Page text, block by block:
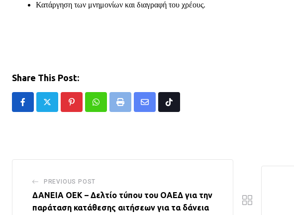
Κατάργηση των μνημονίων και διαγραφή του χρέους.
Share This Post:
PinterestWhatsappPrint
Share
Tiktok
PREVIOUS POST
ΔΑΝΕΙΑ ΟΕΚ – Δελτίο τύπου του ΟΑΕΔ για την
παράταση κατάθεσης αιτήσεων για τα δάνεια